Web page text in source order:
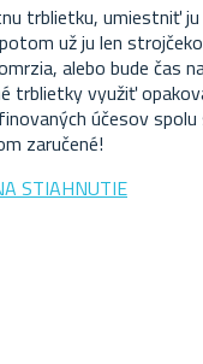
trblietku, umiestniť
už ju len
alebo bude čas
trblietky využiť
účesov
zaručené!
STIAHNUTIE